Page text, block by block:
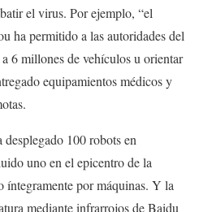
el virus. Por ejemplo, “el
ha permitido a las autoridades del
6 millones de vehículos u orientar
equipamientos médicos y
desplegado 100 robots en
uno en el epicentro de la
íntegramente por máquinas. Y la
mediante infrarrojos de Baidu